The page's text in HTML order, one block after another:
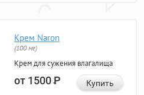
Крем Naron
(100 мг)
Крем для сужения влагалища
от 1500Р Купить